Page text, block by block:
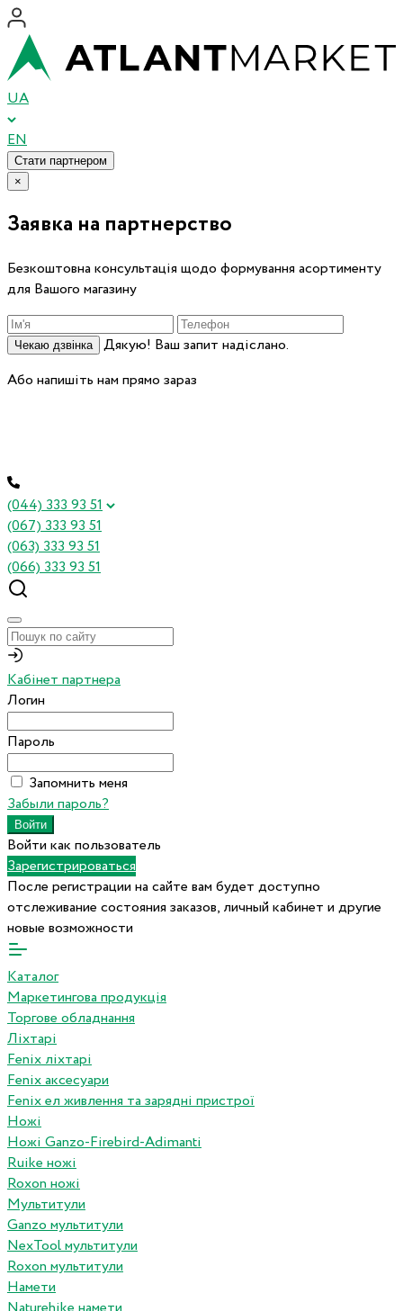
UA
EN
Стати партнером
×
Заявка на партнерство
Безкоштовна консультація щодо формування асортименту
для Вашого магазину
Чекаю дзвінка
Дякую! Ваш запит надіслано.
Або напишіть нам прямо зараз
(044) 333 93 51
(067) 333 93 51
(063) 333 93 51
(066) 333 93 51
Кабінет партнера
Логин
Пароль
Запомнить меня
Забыли пароль?
Войти как пользователь
Зарегистрироваться
После регистрации на сайте вам будет доступно
отслеживание состояния заказов, личный кабинет и другие
новые возможности
Каталог
Маркетингова продукція
Торгове обладнання
Ліхтарі
Fenix ліхтарі
Fenix аксесуари
Fenix ел живлення та зарядні пристрої
Ножі
Ножі Ganzo-Firebird-Adimanti
Ruike ножі
Roxon ножi
Мультитули
Ganzo мультитули
NexTool мультитули
Roxon мультитули
Намети